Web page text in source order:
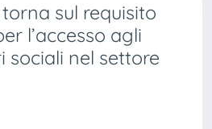
sul requisito
l’accesso agli
sociali nel settore